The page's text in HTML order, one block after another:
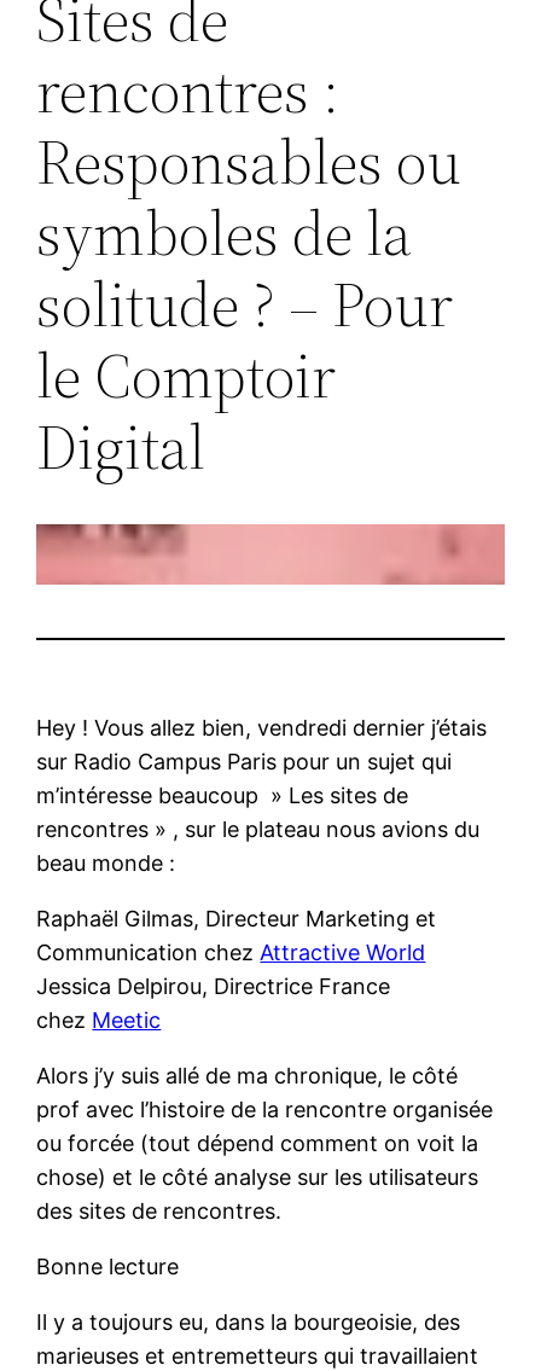
Sites de
rencontres :
Responsables ou
symboles de la
solitude ? – Pour
le Comptoir
Digital
Hey ! Vous allez bien, vendredi dernier j’étais
sur Radio Campus Paris pour un sujet qui
m’intéresse beaucoup » Les sites de
rencontres » , sur le plateau nous avions du
beau monde :
Raphaël Gilmas, Directeur Marketing et
Communication chezAttractive World
Jessica Delpirou, Directrice France
chez Meetic
Alors j’y suis allé de ma chronique, le côté
prof avec l’histoire de la rencontre organisée
ou forcée (tout dépend comment on voit la
chose) et le côté analyse sur les utilisateurs
des sites de rencontres.
Bonne lecture
Il y a toujours eu, dans la bourgeoisie, des
marieuses et entremetteurs qui travaillaient